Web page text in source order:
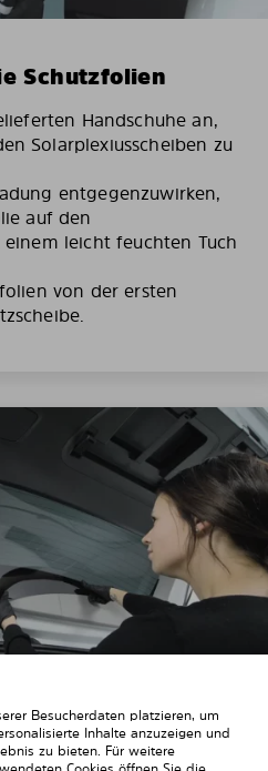
Schutzfolien
Handschuhe an,
Solarplexiusscheiben zu
entgegenzuwirken,
auf den
leicht feuchten Tuch
von der ersten
Sonnenschutz
Besucherdaten platzieren, um
Inhalte anzuzeigen und
zu bieten. Für weitere